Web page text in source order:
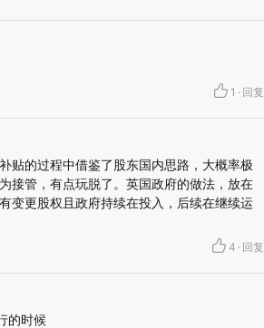
1 · 回复
贴的过程中借鉴了股东国内思路，大概率极
接管，有点玩脱了。英国政府的做法，放在
变更股权且政府持续在投入，后续在继续运
4 · 回复
的时候